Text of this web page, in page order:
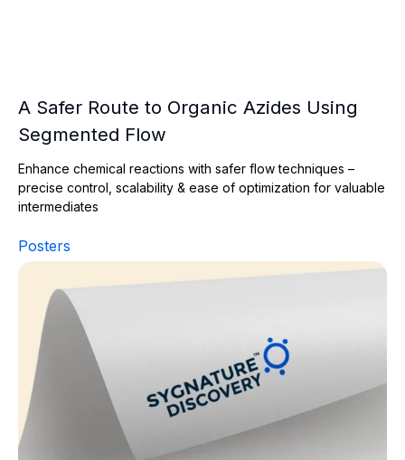
A Safer Route to Organic Azides Using
Segmented Flow
Enhance chemical reactions with safer flow techniques –
precise control, scalability & ease of optimization for valuable
intermediates
Posters
BerGenBio a reçu un prestigieux prix Wellcome Trust